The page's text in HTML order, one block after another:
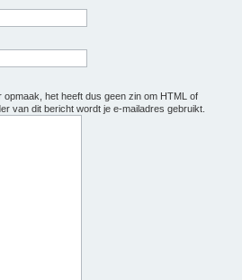
het heeft dus geen zin om HTML of
van dit bericht wordt je e-mailadres gebruikt.